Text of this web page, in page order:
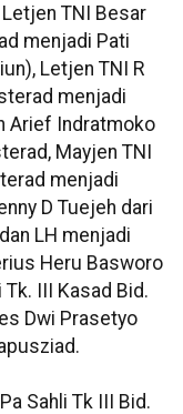
TNI Besar
menjadi Pati
Letjen TNI R
menjadi
Arief Indratmoko
Mayjen TNI
menjadi
D Tuejeh dari
LH menjadi
Heru Basworo
III Kasad Bid.
Dwi Prasetyo
Sahli Tk III Bid.